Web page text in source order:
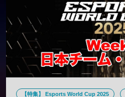
【特集】 Esports World Cup 2025